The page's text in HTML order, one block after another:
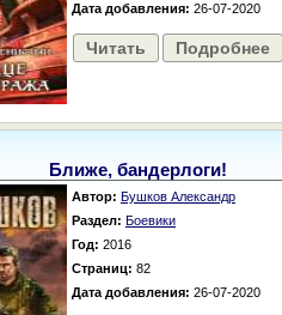
Дата добавления: 26-07-2020
Читать Подробнее
Ближе, бандерлоги!
Автор: Бушков Александр
Раздел: Боевики
Год: 2016
Страниц: 82
Дата добавления: 26-07-2020